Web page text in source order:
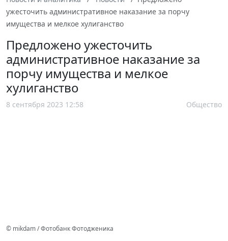
ужесточить административное наказание за порчу
имущества и мелкое хулиганство
Предложено ужесточить
административное наказание за
порчу имущества и мелкое
хулиганство
8 сентября 2023 12:58 Общество
© mikdam / Фотобанк Фотодженика